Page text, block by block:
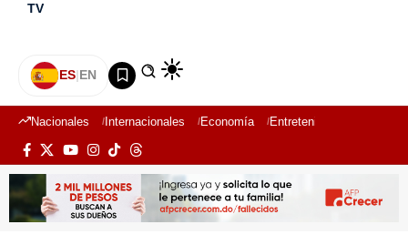
TV
ES|EN
Nacionales Internacionales Economía Entretenimiento